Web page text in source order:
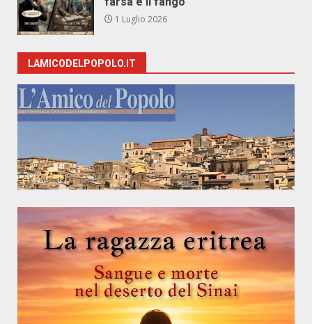
1 Luglio 2026
LAMICODELPOPOLO.IT